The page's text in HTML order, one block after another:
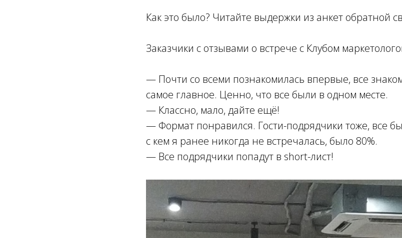
Как это было? Читайте выдержки из анкет обратной
Заказчики с отзывами о встрече с Клубом
— Почти со всеми познакомилась впервые, все
самое главное. Ценно, что все были в одном месте.
— Классно, мало, дайте ещё!
— Формат понравился. Гости-подрядчики тоже, все
с кем я ранее никогда не встречалась, было 80%.
— Все подрядчики попадут в short-лист!